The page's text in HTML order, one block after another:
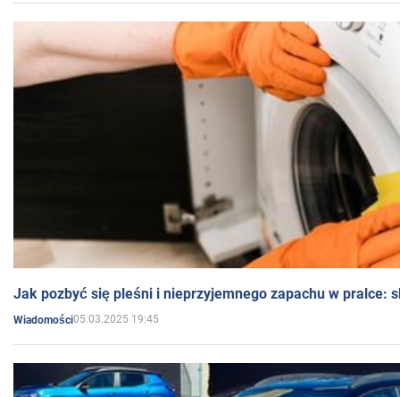
Jak pozbyć się pleśni i nieprzyjemnego zapachu w pralce:
Wiadomości05.03.2025 19:45